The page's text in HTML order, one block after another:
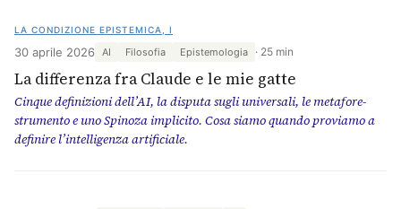
LA CONDIZIONE EPISTEMICA, I
30 aprile 2026 AI Filosofia Epistemologia 25 min
La differenza fra Claude e le mie gatte
Cinque definizioni dell’AI, la disputa sugli universali, le metafore-
strumento e uno Spinoza implicito. Cosa siamo quando proviamo a
definire l’intelligenza artificiale.